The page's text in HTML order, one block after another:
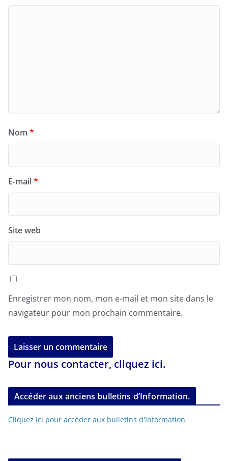
Nom *
E-mail*
Site web
Enregistrer mon nom, mon e-mail et mon site dans le
navigateur pour mon prochain commentaire.
Pour nous contacter, cliquez ici.
Accéder aux anciens bulletins d’Information.
Cliquez ici pour accéder aux bulletins d'Information